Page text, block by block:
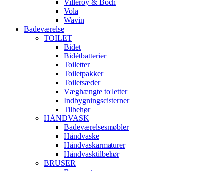
Villeroy & Boch
Vola
Wavin
Badeværelse
TOILET
Bidet
Bidétbatterier
Toiletter
Toiletpakker
Toiletsæder
Væghængte toiletter
Indbygningscisterner
Tilbehør
HÅNDVASK
Badeværelsesmøbler
Håndvaske
Håndvaskarmaturer
Håndvasktilbehør
BRUSER